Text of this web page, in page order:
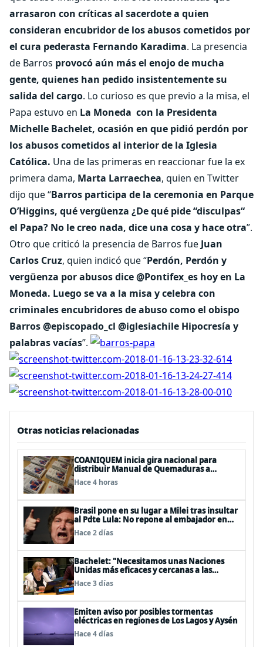
arrasaron con críticas al sacerdote a quien
consideran encubridor de los abusos cometidos por
el cura pederasta Fernando Karadima. La presencia
de Barros provocó aún más el enojo de mucha
gente, quienes han pedido insistentemente su
salida del cargo. Lo curioso es que previo a la misa, el
Papa estuvo en La Moneda con la Presidenta
Michelle Bachelet, ocasión en que pidió perdón por
los abusos cometidos al interior de la Iglesia
Católica. Una de las primeras en reaccionar fue la ex
primera dama, Marta Larraechea, quien en Twitter
dijo que “Barros participa de la ceremonia en Parque
O’Higgins, qué vergüenza ¿De qué pide “disculpas“
el Papa? No le creo nada, dice una cosa y hace otra”.
Otro que criticó la presencia de Barros fue Juan
Carlos Cruz, quien indicó que “Perdón, Perdón y
vergüenza por abusos dice @Pontifex_es hoy en La
Moneda. Luego se va a la misa y celebra con
criminales encubridores de abuso como el obispo
Barros @episcopado_cl @iglesiachile Hipocresía y
palabras vacías”.
Otras noticias relacionadas
COANIQUEM inicia gira nacional para
distribuir Manual de Quemaduras a
profesionales de la salud
Hace 4 horas
Brasil pone en su lugar a Milei tras insultar
al Pdte Lula: No repone al embajador en
BBSS y rebaja la relación bilateral
Hace 2 días
Bachelet: "Necesitamos unas Naciones
Unidas más eficaces y cercanas a las
personas"
Hace 3 días
Emiten aviso por posibles tormentas
eléctricas en regiones de Los Lagos y Aysén
Hace 4 días